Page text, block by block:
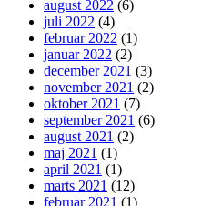
august 2022 (6)
juli 2022 (4)
februar 2022 (1)
januar 2022 (2)
december 2021 (3)
november 2021 (2)
oktober 2021 (7)
september 2021 (6)
august 2021 (2)
maj 2021 (1)
april 2021 (1)
marts 2021 (12)
februar 2021 (1)